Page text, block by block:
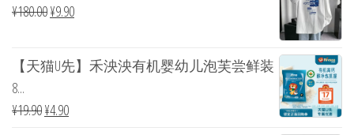
¥180.00¥9.90
【天猫U先】禾泱泱有机婴幼儿泡芙尝鲜装
8...
¥19.90¥4.90